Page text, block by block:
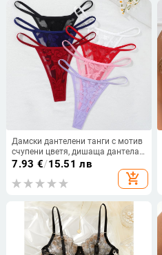
Дамски дантелени танги с мотив
счупени цветя, дишаща дантела,
основен материал: найлон, лоно:
памук, ниска талия, марка Yasi,
код Q109
7.93 €/15.51 лв
add_shopping_cart